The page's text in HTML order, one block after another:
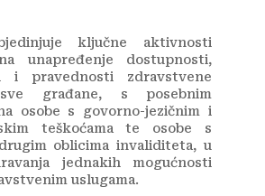
ključne aktivnosti
unapređenje dostupnosti,
i pravednosti zdravstvene
građane, s posebnim
osobe s govorno-jezičnim i
teškoćama te osobe s
oblicima invaliditeta, u
jednakih mogućnosti
uslugama.